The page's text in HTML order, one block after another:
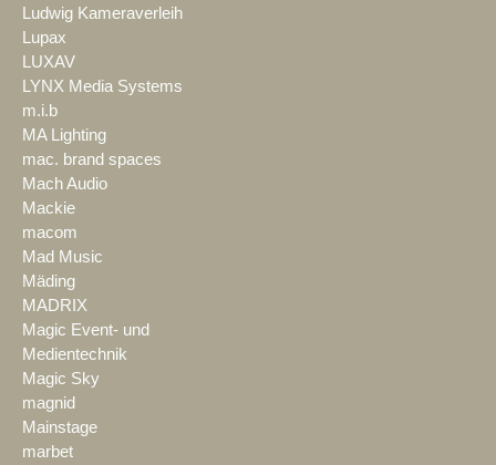
Ludwig Kameraverleih
Lupax
LUXAV
LYNX Media Systems
m.i.b
MA Lighting
mac. brand spaces
Mach Audio
Mackie
macom
Mad Music
Mäding
MADRIX
Magic Event- und
Medientechnik
Magic Sky
magnid
Mainstage
marbet